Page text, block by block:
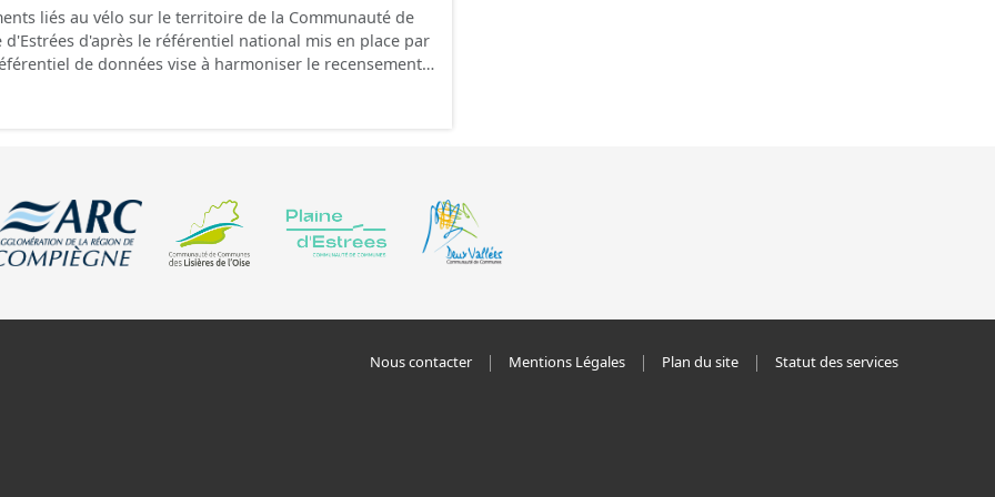
les
service", "en travaux" ou "provisoire".
liés au vélo sur le territoire de la Communauté de
d'Estrées d'après le référentiel national mis en place par
de données vise à harmoniser le recensement
revanche, le fichier à télécharger depuis cette fiche
y compris les stationnements pour répondre
ou "provisoire".
Nous contacter Mentions Légales Plan du site Statut des services